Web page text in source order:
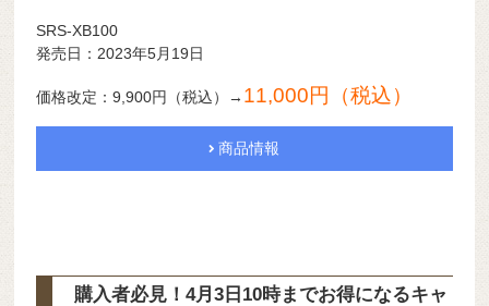
SRS-XB100
発売日：2023年5月19日
価格改定：9,900円（税込）→ 11,000円（税込）
商品情報
購入者必見！4月3日10時までお得になるキャ